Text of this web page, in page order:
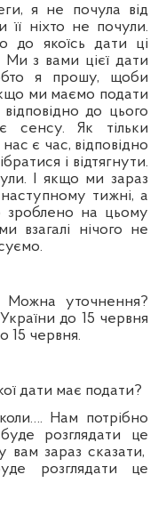
я не почула від
її ніхто не почули.
до якоїсь дати ці
Ми з вами цієї дати
я прошу, щоби
ми маємо подати
відповідно до цього
сенсу. Як тільки
є час, відповідно
і відтягнути.
І якщо ми зараз
тижні, а
зроблено на цьому
взагалі нічого не
уточнення?
до 15 червня
15 червня.
дати має подати?
Нам потрібно
розглядати це
зараз сказати,
розглядати це